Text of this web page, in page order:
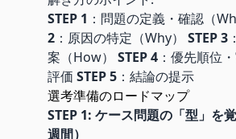
STEP 1 ：問題の定義・確認（
2 ：原因の特定（Why） STEP 3
案（How） STEP 4 ：優先順位
評価 STEP 5 ：結論の提示
選考準備のロードマップ
STEP 1: ケース問題の「型」を
週間）